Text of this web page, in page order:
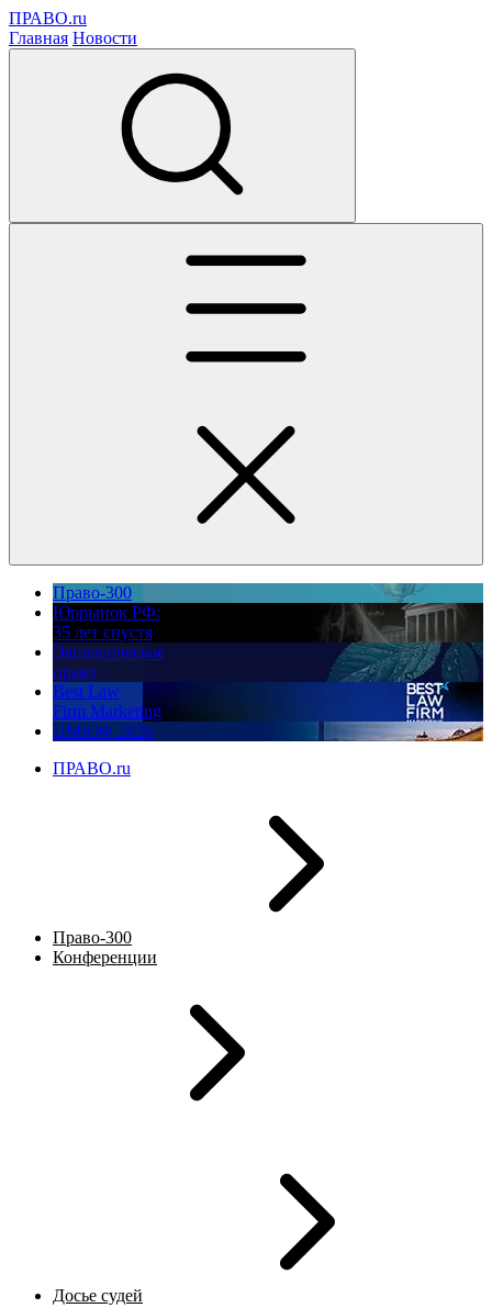
ПРАВО.ru
Главная Новости
Право-300
Юррынок РФ:
35 лет спустя
Экологическое
право
Best Law
Firm Marketing
ПМЮФ 2026
ПРАВО.ru
Право-300
Конференции
Досье судей